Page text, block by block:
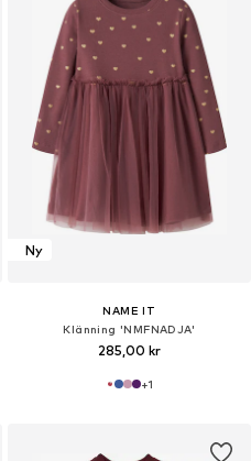
Ny
NAME IT
Klänning 'NMFNADJA'
285,00 kr
+1